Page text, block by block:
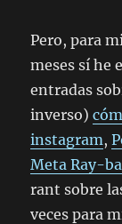
Pero, para
meses sí he
entradas
inverso)
instagram,
Meta Ray-
rant sobre
veces para